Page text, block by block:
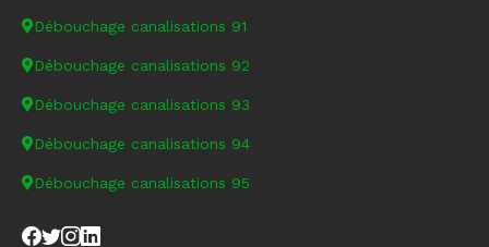
Débouchage canalisations 91
Débouchage canalisations 92
Débouchage canalisations 93
Débouchage canalisations 94
Débouchage canalisations 95